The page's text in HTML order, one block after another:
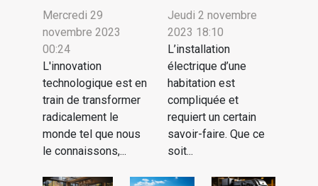
Mercredi 29
novembre 2023
00:24
L'innovation
technologique est en
train de transformer
radicalement le
monde tel que nous
le connaissons,...
Jeudi 2 novembre
2023 18:10
L’installation
électrique d’une
habitation est
compliquée et
requiert un certain
savoir-faire. Que ce
soit...